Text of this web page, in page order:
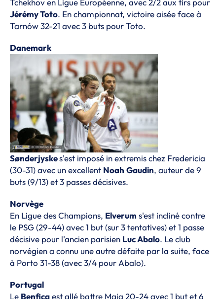
Tchekhov en Ligue Européenne, avec 2/2 aux tirs pour
Jérémy Toto. En championnat, victoire aisée face à
Tarnów 32-21 avec 3 buts pour Toto.
Danemark
Sønderjyskes'est imposé in extremis chez Fredericia
(30-31) avec un excellent Noah Gaudin, auteur de 9
buts (9/13) et 3 passes décisives.
Norvège
En Ligue des Champions, Elverums'est incliné contre
le PSG (29-44) avec 1 but (sur 3 tentatives) et 1 passe
décisive pour l'ancien parisien Luc Abalo. Le club
norvégien a connu une autre défaite par la suite, face
à Porto 31-38 (avec 3/4 pour Abalo).
Portugal
Le Benficaest allé battre Maia 20-24 avec 1 but et 6